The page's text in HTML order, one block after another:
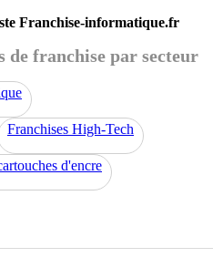
Franchise-informatique.fr
de franchise par secteur
Franchises High-Tech
d'encre